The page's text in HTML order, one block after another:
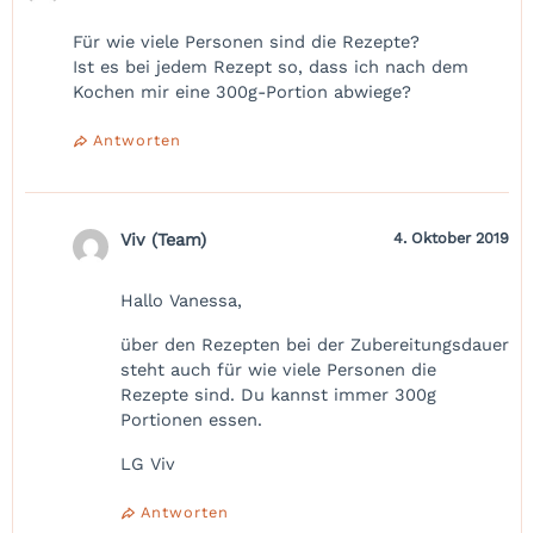
Für wie viele Personen sind die Rezepte?
Ist es bei jedem Rezept so, dass ich nach dem
Kochen mir eine 300g-Portion abwiege?
Antworten
Viv (Team) 4. Oktober 2019
Hallo Vanessa,
über den Rezepten bei der Zubereitungsdauer
steht auch für wie viele Personen die
Rezepte sind. Du kannst immer 300g
Portionen essen.
LG Viv
Antworten